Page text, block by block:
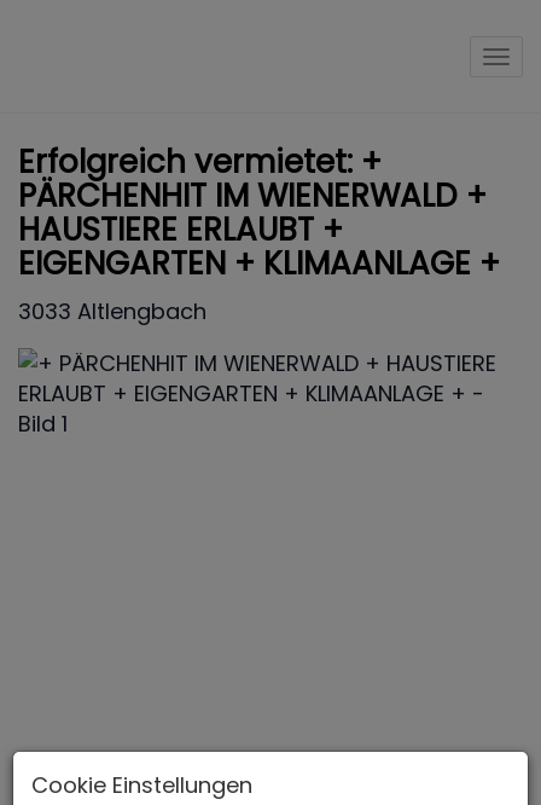
Erfolgreich vermietet: +
PÄRCHENHIT IM WIENERWALD +
HAUSTIERE ERLAUBT +
EIGENGARTEN + KLIMAANLAGE +
3033 Altlengbach
Cookie Einstellungen